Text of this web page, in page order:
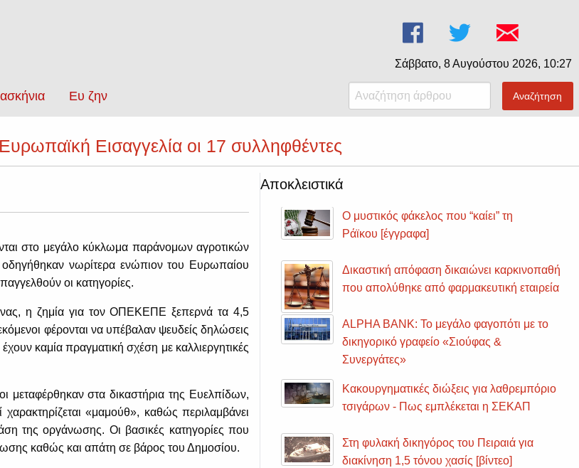
Σάββατο, 8 Αυγούστου 2026, 10:27
Ευ ζην Αναζήτηση
Εισαγγελία οι 17 συλληφθέντες
στο μεγάλο κύκλωμα παράνομων αγροτικών
νωρίτερα ενώπιον του Ευρωπαίου
οι κατηγορίες.
η ζημία για τον ΟΠΕΚΕΠΕ ξεπερνά τα 4,5
φέρονται να υπέβαλαν ψευδείς δηλώσεις
καμία πραγματική σχέση με καλλιεργητικές
μεταφέρθηκαν στα δικαστήρια της Ευελπίδων,
«μαμούθ», καθώς περιλαμβάνει
της οργάνωσης. Οι βασικές κατηγορίες που
καθώς και απάτη σε βάρος του Δημοσίου.
Αποκλειστικά
Ο μυστικός φάκελος που “καίει” τη
Ράϊκου [έγγραφα]
Δικαστική απόφαση δικαιώνει καρκινοπαθή
που απολύθηκε από φαρμακευτική εταιρεία
ALPHA BANK: Το μεγάλο φαγοπότι με το
δικηγορικό γραφείο «Σιούφας &
Συνεργάτες»
Κακουργηματικές διώξεις για λαθρεμπόριο
τσιγάρων - Πως εμπλέκεται η ΣΕΚΑΠ
Στη φυλακή δικηγόρος του Πειραιά για
διακίνηση 1,5 τόνου χασίς [βίντεο]